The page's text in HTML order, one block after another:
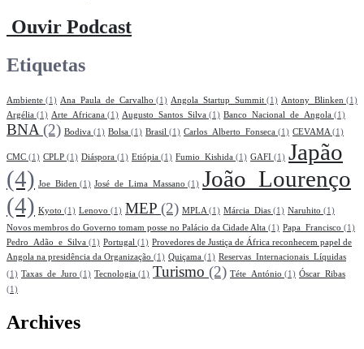
Ouvir Podcast
Etiquetas
Ambiente (1) Ana_Paula_de_Carvalho (1) Angola_Startup_Summit (1) Antony_Blinken (1)
Argélia (1) Arte_Africana (1) Augusto_Santos_Silva (1) Banco_Nacional_de_Angola (1)
BNA(2) Bodiva (1) Bolsa (1) Brasil (1) Carlos_Alberto_Fonseca (1) CEVAMA(1)
CMC (1) CPLP (1) Diáspora (1) Etiópia (1) Fumio_Kishida (1) GAFI (1) Japão
(4) Joe_Biden (1) José_de_Lima_Massano (1) João_Lourenço
(4) Kyoto (1) Lenovo (1) MEP (2) MPLA(1) Márcia_Dias (1) Naruhito (1)
Novos membros do Governo tomam posse no Palácio da Cidade Alta (1) Papa_Francisco (1)
Pedro_Adão_e_Silva (1) Portugal (1) Provedores de Justiça de África reconhecem papel de
Angola na presidência da Organização (1) Quiçama (1) Reservas_Internacionais_Líquidas
(1) Taxas_de_Juro (1) Tecnologia (1) Turismo (2) Téte_António (1) Óscar_Ribas
(1)
Archives